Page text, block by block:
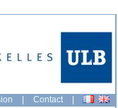
| Contact |